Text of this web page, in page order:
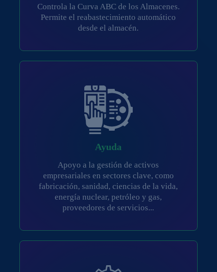
Controla la Curva ABC de los Almacenes.
Permite el reabastecimiento automático
desde el almacén.
Ayuda
Apoyo a la gestión de activos
empresariales en sectores clave, como
fabricación, sanidad, ciencias de la vida,
energía nuclear, petróleo y gas,
proveedores de servicios...